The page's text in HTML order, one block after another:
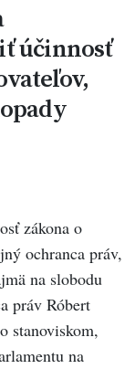
účinnosť
zákona o
ochranca práv,
na slobodu
práv Róbert
stanoviskom,
na